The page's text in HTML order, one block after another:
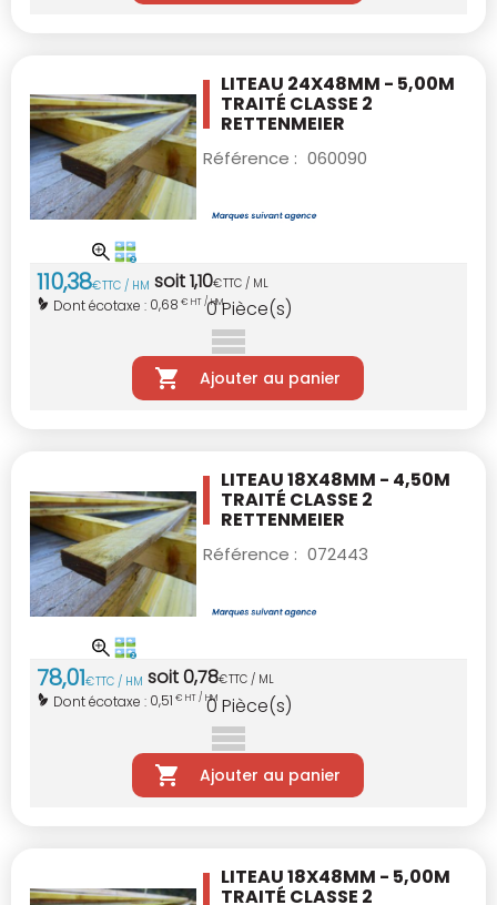
LITEAU 24X48MM - 5,00M
TRAITÉ CLASSE 2
RETTENMEIER
Référence : 060090
110,38€TTC / HM soit1,10€TTC / ML
Dont écotaxe : 0,68 € HT / HM
0Pièce(s)
Ajouter au panier
LITEAU 18X48MM - 4,50M
TRAITÉ CLASSE 2
RETTENMEIER
Référence : 072443
78,01€TTC / HM soit0,78€TTC / ML
Dont écotaxe : 0,51 € HT / HM
0Pièce(s)
Ajouter au panier
LITEAU 18X48MM - 5,00M
TRAITÉ CLASSE 2